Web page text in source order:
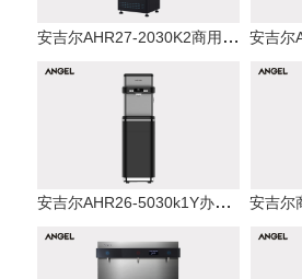
安吉尔AHR27-2030K2商用直饮水机学校
安吉尔AHR26-5030k1Y办公饮水机净水机